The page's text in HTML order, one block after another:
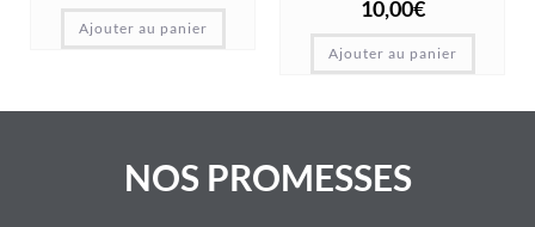
Ajouter au panier
10,00€
Ajouter au panier
NOS PROMESSES